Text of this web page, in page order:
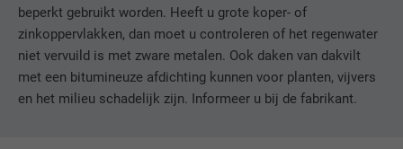
beperkt gebruikt worden. Heeft u grote koper- of
zinkoppervlakken, dan moet u controleren of het regenwater
niet vervuild is met zware metalen. Ook daken van dakvilt
met een bitumineuze afdichting kunnen voor planten, vijvers
en het milieu schadelijk zijn. Informeer u bij de fabrikant.